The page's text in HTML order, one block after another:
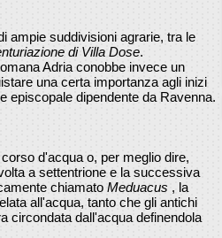
ampie suddivisioni agrarie, tra le
di Villa Dose.
Adria conobbe invece un
una certa importanza agli inizi
episcopale dipendente da Ravenna.
d'acqua o, per meglio dire,
a settentrione e la successiva
chiamato Meduacus , la
all'acqua, tanto che gli antichi
circondata dall'acqua definendola